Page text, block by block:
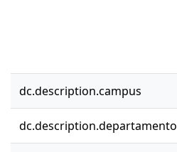
dc.description.campus
dc.description.departamento